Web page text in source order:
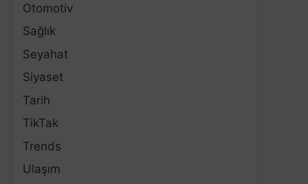
Otomotiv
Sağlık
Seyahat
Siyaset
Tarih
TikTak
Trends
Ulaşım